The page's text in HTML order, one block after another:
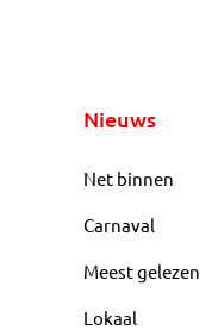
Nieuws
Net binnen
Carnaval
Meest gelezen
Lokaal